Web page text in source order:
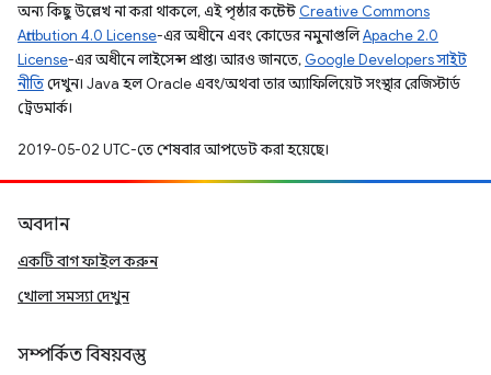
অন্য কিছু উল্লেখ না করা থাকলে, এই পৃষ্ঠার কন্টেন্ট Creative Commons
Attribution 4.0 License-এর অধীনে এবং কোডের নমুনাগুলিApache 2.0
License-এর অধীনে লাইসেন্স প্রাপ্ত। আরও জানতে, Google Developers সাইট
নীতিদেখুন। Java হল Oracle এবং/অথবা তার অ্যাফিলিয়েট সংস্থার রেজিস্টার্ড
ট্রেডমার্ক।
2019-05-02 UTC-তে শেষবার আপডেট করা হয়েছে।
অবদান
একটি বাগ ফাইল করুন
খোলা সমস্যা দেখুন
সম্পর্কিত বিষয়বস্তু